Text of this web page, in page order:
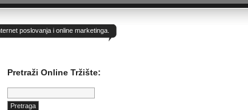
poslovanja i online marketinga.
Pretraži Online Tržište:
Pretraga: